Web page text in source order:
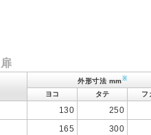
外形寸法 mm※
ヨコ タテ フ
130
250
165 300